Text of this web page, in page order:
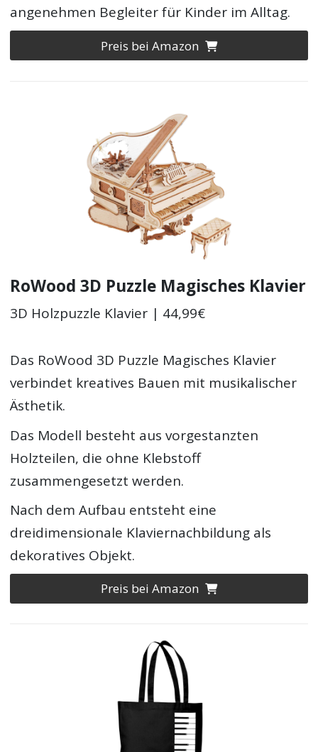
angenehmen Begleiter für Kinder im Alltag.
Preis bei Amazon
RoWood 3D Puzzle Magisches Klavier
3D Holzpuzzle Klavier | 44,99€
Das RoWood 3D Puzzle Magisches Klavier
verbindet kreatives Bauen mit musikalischer
Ästhetik.
Das Modell besteht aus vorgestanzten
Holzteilen, die ohne Klebstoff
zusammengesetzt werden.
Nach dem Aufbau entsteht eine
dreidimensionale Klaviernachbildung als
dekoratives Objekt.
Preis bei Amazon